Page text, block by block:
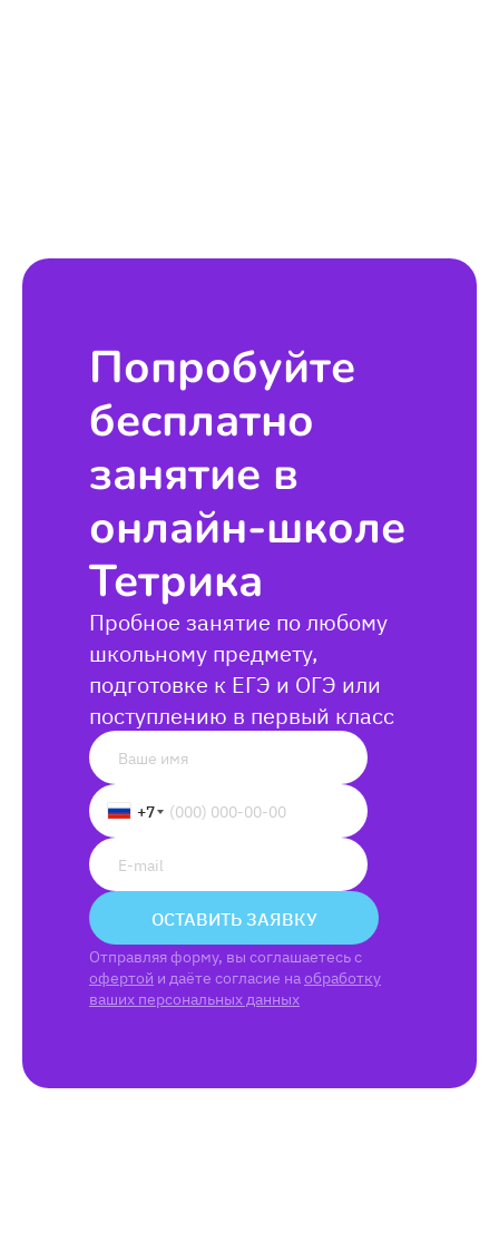
Попробуйте
бесплатно
занятие в
онлайн-школе
Тетрика
Пробное занятие по любому
школьному предмету,
подготовке к ЕГЭ и ОГЭ или
поступлению в первый класс
+7
ОСТАВИТЬ ЗАЯВКУ
Отправляя форму, вы соглашаетесь с
офертой и даёте согласие наобработку
ваших персональных данных